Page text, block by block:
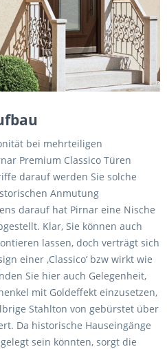
bei mehrteiligen
Premium Classico Türen
darauf werden Sie solche
Anmutung
darauf hat Pirnar eine Nische
Klar, Sie können auch
lassen, doch verträgt sich
einer ‚Classico‘ bzw wirkt wie
Sie hier auch Gelegenheit,
mit Goldeffekt einzusetzen,
Stahlton von gebürstet über
Da historische Hauseingänge
sein könnten, sorgt die